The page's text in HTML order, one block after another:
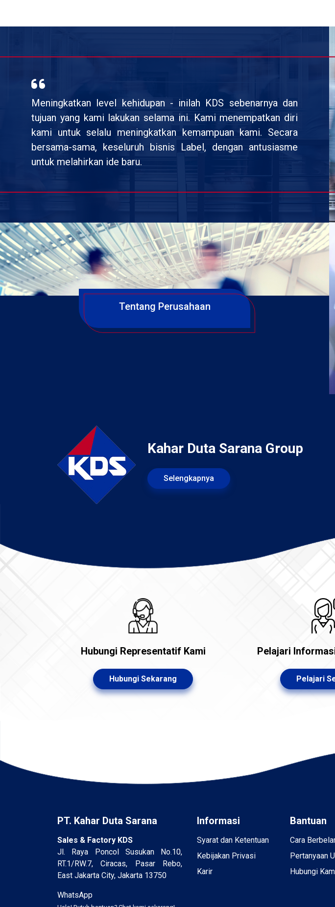
Meningkatkan level kehidupan - inilah KDS sebenarnya dan
tujuan yang kami lakukan selama ini. Kami menempatkan diri
kami untuk selalu meningkatkan kemampuan kami. Secara
bersama-sama, keseluruh bisnis Label, dengan antusiasme
untuk melahirkan ide baru.
Tentang Perusahaan
Kahar Duta Sarana Group
Selengkapnya
Hubungi Representatif Kami
Hubungi Sekarang
Pelajari
Pelajari
PT. Kahar Duta Sarana
Sales & Factory KDS
Jl. Raya Poncol Susukan No.10,
RT.1/RW.7, Ciracas, Pasar Rebo,
East Jakarta City, Jakarta 13750
WhatsApp
Informasi
Syarat dan Ketentuan
Kebijakan Privasi
Karir
Bantuan
Cara
Pertanyaan
Hubungi